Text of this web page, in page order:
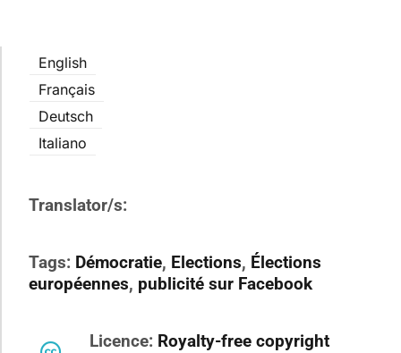
English
Français
Deutsch
Italiano
Translator/s:
Tags: Démocratie, Elections, Élections
européennes, publicité sur Facebook
Licence: Royalty-free copyright